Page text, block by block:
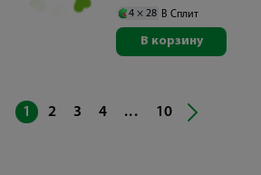
4 × 28 В Сплит
В корзину
1 2 3 4 ... 10